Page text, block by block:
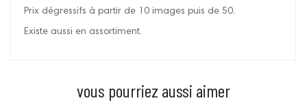
Prix dégressifs à partir de 10 images puis de 50.
Existe aussi en assortiment.
vous pourriez aussi aimer